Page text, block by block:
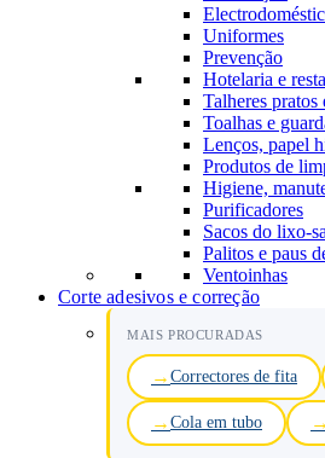
Uniformes
Prevenção
Hotelaria e
Talheres pratos
Toalhas e
Lenços, papel
Produtos de
Higiene,
Purificadores
Sacos do lixo-
Palitos e paus
Ventoinhas
Corte adesivos e correção
MAIS PROCURADAS
Correctores de fita
Cola em tubo